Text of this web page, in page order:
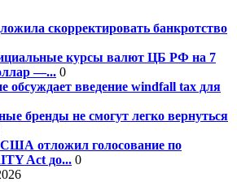
скорректировать банкротство
курсы валют ЦБ РФ на 7
—... 0
обсуждает введение windfall tax для
бренды не смогут легко вернуться
отложил голосование по
Act до... 0